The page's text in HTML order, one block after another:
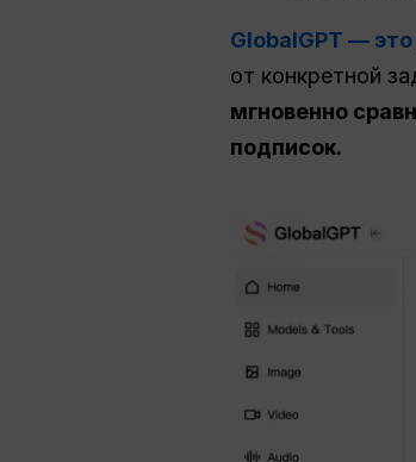
GlobalGPT —
от конкретной
мгновенно
подписок.